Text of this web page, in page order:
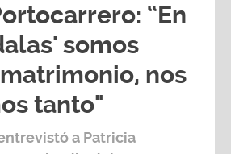
“En
somos
nos
tanto"
a Patricia